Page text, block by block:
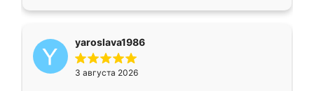
yaroslava1986
3 августа 2026